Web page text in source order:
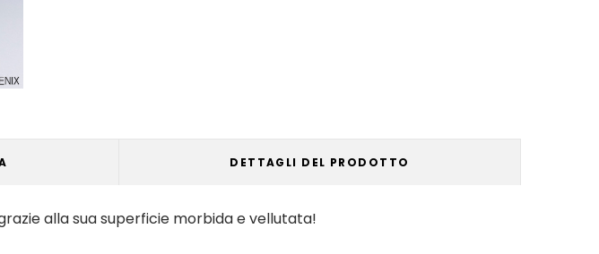
DETTAGLI DEL PRODOTTO
alla sua superficie morbida e vellutata!